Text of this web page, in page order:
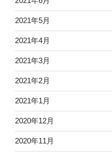
2021年5月
2021年4月
2021年3月
2021年2月
2021年1月
2020年12月
2020年11月